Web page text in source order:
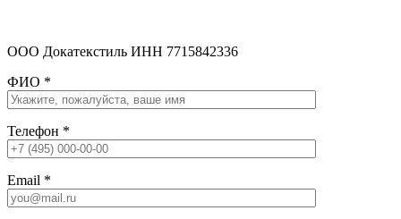
ООО Докатекстиль ИНН 7715842336
ФИО *
Телефон *
Email *